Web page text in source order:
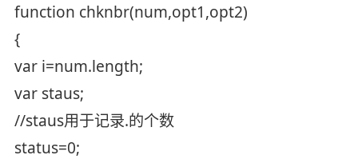
function chknbr(num,opt1,opt2)
{
var i=num.length;
var staus;
//staus用于记录.的个数
status=0;